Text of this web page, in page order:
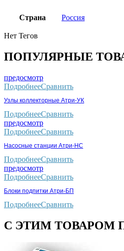
Страна Россия
Нет Тегов
ПОПУЛЯРНЫЕ
предосмотр
ПодробнееСравнить
Узлы коллекторные Атри-УК
ПодробнееСравнить
предосмотр
ПодробнееСравнить
Насосные станции Атри-НС
ПодробнееСравнить
предосмотр
ПодробнееСравнить
Блоки подпитки Атри-БП
ПодробнееСравнить
С ЭТИМ ТОВАРОМ